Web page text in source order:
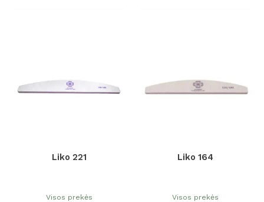
Liko 221
Visos prekės
Liko 164
Visos prekės